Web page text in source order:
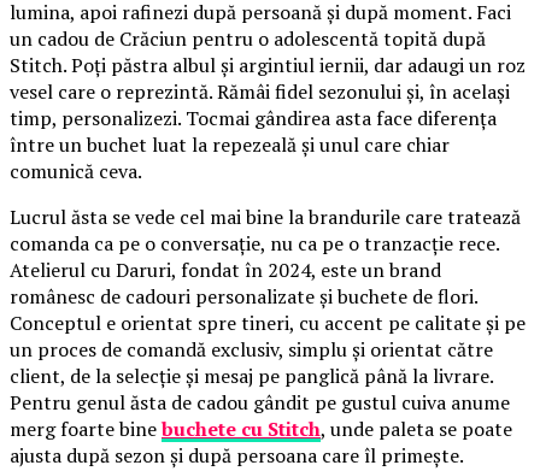
lumina, apoi rafinezi după persoană și după moment. Faci
un cadou de Crăciun pentru o adolescentă topită după
Stitch. Poți păstra albul și argintiul iernii, dar adaugi un roz
vesel care o reprezintă. Rămâi fidel sezonului și, în același
timp, personalizezi. Tocmai gândirea asta face diferența
între un buchet luat la repezeală și unul care chiar
comunică ceva.
Lucrul ăsta se vede cel mai bine la brandurile care tratează
comanda ca pe o conversație, nu ca pe o tranzacție rece.
Atelierul cu Daruri, fondat în 2024, este un brand
românesc de cadouri personalizate și buchete de flori.
Conceptul e orientat spre tineri, cu accent pe calitate și pe
un proces de comandă exclusiv, simplu și orientat către
client, de la selecție și mesaj pe panglică până la livrare.
Pentru genul ăsta de cadou gândit pe gustul cuiva anume
merg foarte binebuchete cu Stitch, unde paleta se poate
ajusta după sezon și după persoana care îl primește.